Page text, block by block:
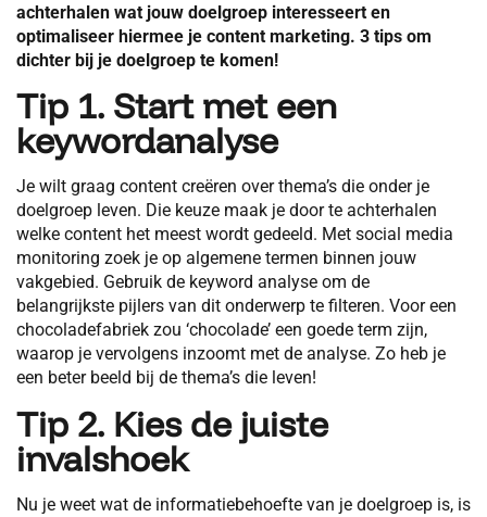
achterhalen wat jouw doelgroep interesseert en
optimaliseer hiermee je content marketing. 3 tips om
dichter bij je doelgroep te komen!
Tip 1. Start met een
keywordanalyse
Je wilt graag content creëren over thema’s die onder je
doelgroep leven. Die keuze maak je door te achterhalen
welke content het meest wordt gedeeld. Met social media
monitoring zoek je op algemene termen binnen jouw
vakgebied. Gebruik de keyword analyse om de
belangrijkste pijlers van dit onderwerp te filteren. Voor een
chocoladefabriek zou ‘chocolade’ een goede term zijn,
waarop je vervolgens inzoomt met de analyse. Zo heb je
een beter beeld bij de thema’s die leven!
Tip 2. Kies de juiste
invalshoek
Nu je weet wat de informatiebehoefte van je doelgroep is, is